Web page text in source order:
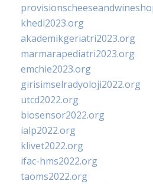
khedi2023.org
akademikgeriatri2023.org
marmarapediatri2023.org
emchie2023.org
girisimselradyoloji2022.org
utcd2022.org
biosensor2022.org
ialp2022.org
klivet2022.org
ifac-hms2022.org
taoms2022.org